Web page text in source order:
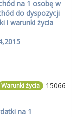
na 1 osobę w
do dyspozycji
i warunki życia
15066
Warunki życia
na 1